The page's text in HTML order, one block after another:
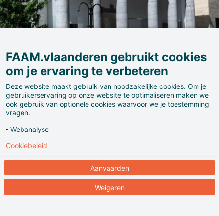
Naast hedendaagse beeldende kunsten, zoals
fotografie, video, schilder- en beeldhouwkunst, kan je
er ook performance, dans en architectuur ontdekken.
Elke discipline krijgt een plaats in M en maakt het
een plek waar altijd iets te beleven valt. Bovendien
zoekt het museum als creatieve hotspot uitwisseling
op: met bezoekers, bedrijven, kunstenaars,
onderzoekers, etc.
FAAM.vlaanderen gebruikt cookies
om je ervaring te verbeteren
Deze website maakt gebruik van noodzakelijke cookies. Om je
gebruikerservaring op onze website te optimaliseren maken we
ook gebruik van optionele cookies waarvoor we je toestemming
vragen.
Webanalyse
Aanvaarden
Weigeren
Cookiebeleid